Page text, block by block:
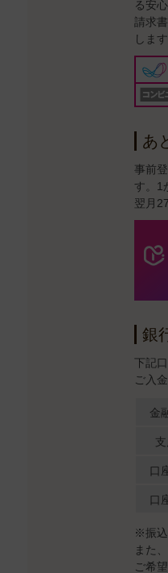
る安
請求書
します
あ
事前
す。1
翌月
銀
下記
ご入
金
口
口
※振込
また
ご希